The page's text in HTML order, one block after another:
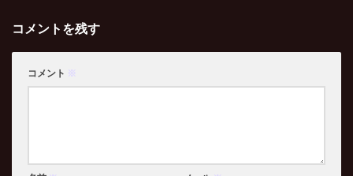
コメントを残す
コメント ※